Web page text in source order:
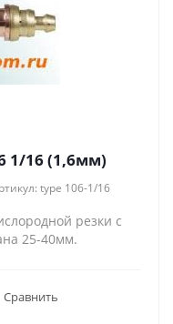
1/16 (1,6мм)
type 106-1/16
резки с
25-40мм.
Сравнить